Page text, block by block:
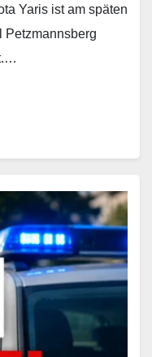
Yaris ist am späten
Petzmannsberg